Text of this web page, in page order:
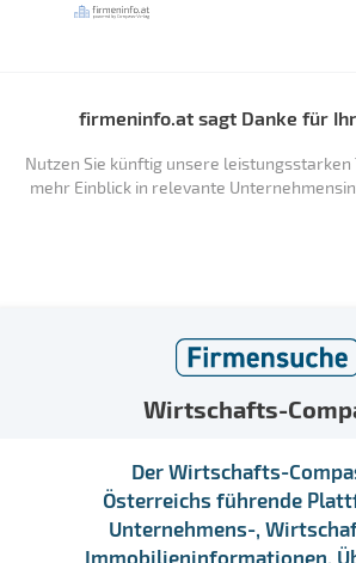
firmeninfo.at sagt Danke für
Nutzen Sie künftig unsere leistungsstarken
mehr Einblick in relevante
Wirtschafts-
Der Wirtschafts-
Österreichs führende
Unternehmens-,
Immobilieninformationen.